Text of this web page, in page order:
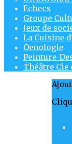
Echecs
Groupe
Jeux de
La Cuisine
Oenologie
Peinture-
Théâtre Cie